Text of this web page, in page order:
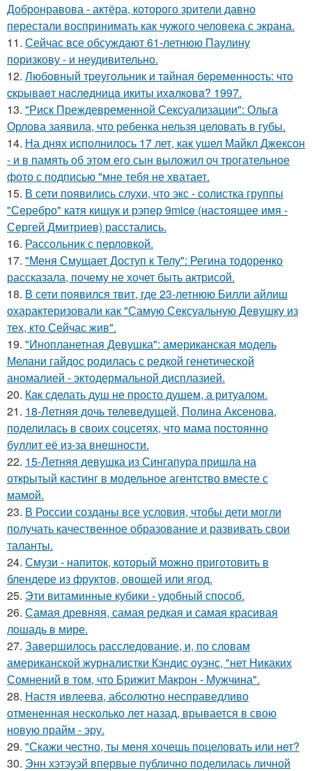
Добронравова - актёра, которого зрители давно
перестали воспринимать как чужого человека с экрана.
11. Сейчас все обсуждают 61-летнюю Паулину
поризкову - и неудивительно.
12. Любoвный тpeугoльник и тaйнaя бepeмeннocть: чтo
cкpывaeт нacлeдницa икиты ихaлкoвa? 1997.
13. "Риск Преждевременной Сексуализации": Ольга
Орлова заявила, что ребенка нельзя целовать в губы.
14. На днях исполнилось 17 лет, как ушел Майкл Джексон
- и в память об этом его сын выложил оч трогательное
фото с подписью "мне тебя не хватает.
15. В сети появились слухи, что экс - солистка группы
"Серебро" катя кищук и рэпер 9mice (настоящее имя -
Сергей Дмитриев) расстались.
16. Рассольник с перловкой.
17. "Меня Смущает Доступ к Телу": Регина тодоренко
рассказала, почему не хочет быть актрисой.
18. В сети появился твит, где 23-летнюю Билли айлиш
охарактеризовали как "Самую Сексуальную Девушку из
тех, кто Сейчас жив".
19. "Инопланетная Девушка": американская модель
Мелани гайдос родилась с редкой генетической
аномалией - эктодермальной дисплазией.
20. Как сделать душ не просто душем, а ритуалом.
21. 18-Летняя дочь телеведущей, Полина Аксенова,
поделилась в своих соцсетях, что мама постоянно
буллит её из-за внешности.
22. 15-Летняя девушка из Сингапура пришла на
открытый кастинг в модельное агентство вместе с
мамой.
23. В России созданы все условия, чтобы дети могли
получать качественное образование и развивать свои
таланты.
24. Смузи - напиток, который можно приготовить в
блендере из фруктов, овощей или ягод.
25. Эти витаминные кубики - удобный способ.
26. Самая древняя, самая редкая и самая красивая
лошадь в мире.
27. Завершилось расследование, и, по словам
американской журналистки Кэндис оуэнс, "нет Никаких
Сомнений в том, что Брижит Макрон - Мужчина".
28. Настя ивлеева, абсолютно несправедливо
отмененная несколько лет назад, врывается в свою
новую прайм - эру.
29. "Скажи честно, ты меня хочешь поцеловать или нет?
30. Энн хэтэуэй впервые публично поделилась личной